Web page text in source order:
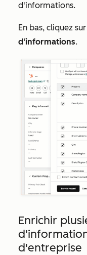
d'informations.
En bas, cliquez sur
d'informations.
Enrichir
d'entreprise